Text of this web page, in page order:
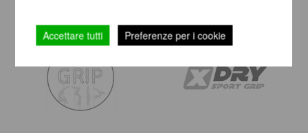
Accettare tutti Preferenze per i cookie